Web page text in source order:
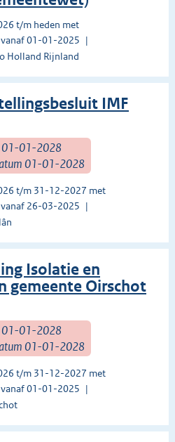
t/m heden met
01-01-2025
Holland Rijnland
IMF
01-01-2028
01-01-2028
t/m 31-12-2027 met
26-03-2025
Isolatie en
gemeente Oirschot
01-01-2028
01-01-2028
t/m 31-12-2027 met
01-01-2025